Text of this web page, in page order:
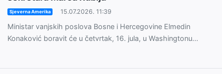
Sjeverna Amerika 15.07.2026. 11:39
Ministar vanjskih poslova Bosne i Hercegovine Elmedin
Konaković boravit će u četvrtak, 16. jula, u Washingtonu...